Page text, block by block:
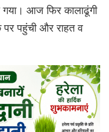
गया। आज फिर कालाढूंगी
पर पहुंची और राहत व